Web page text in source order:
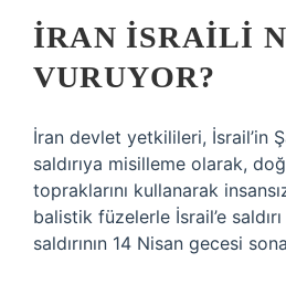
İRAN İSRAILI
VURUYOR?
İran devlet yetkilileri, İsrail’in
saldırıya misilleme olarak,
topraklarını kullanarak
balistik füzelerle İsrail’e
saldırının 14 Nisan gecesi